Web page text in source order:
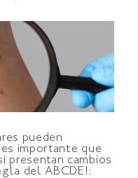
pueden
importante que
presentan cambios
del ABCDE!: